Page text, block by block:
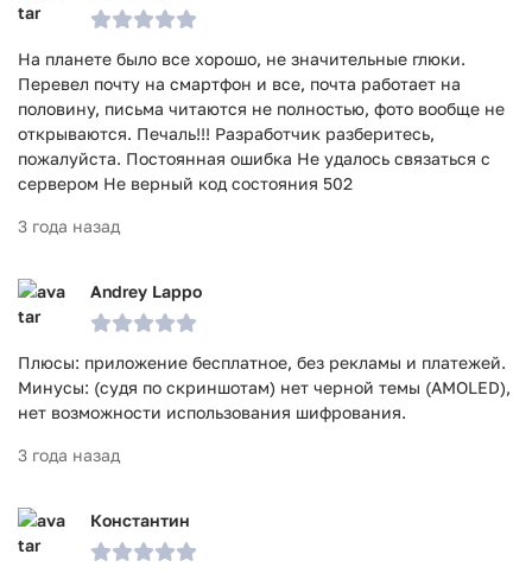
На планете было все хорошо, не значительные глюки.
Перевел почту на смартфон и все, почта работает на
половину, письма читаются не полностью, фото вообще не
открываются. Печаль!!! Разработчик разберитесь,
пожалуйста. Постоянная ошибка Не удалось связаться с
сервером Не верный код состояния 502
3 года назад
Andrey Lappo
Плюсы: приложение бесплатное, без рекламы и платежей.
Минусы: (судя по скриншотам) нет черной темы (AMOLED),
нет возможности использования шифрования.
3 года назад
Константин